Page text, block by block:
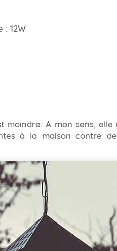
12W
A mon sens,
à la maison contre